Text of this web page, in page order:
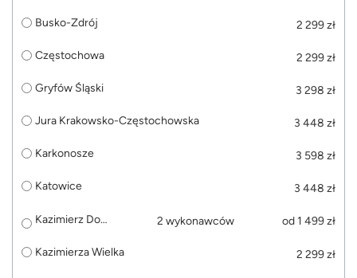
Busko-Zdrój 2 299 zł
Częstochowa 2 299 zł
Gryfów Śląski 3 298 zł
Jura Krakowsko-Częstochowska 3 448 zł
Karkonosze 3 598 zł
Katowice 3 448 zł
Kazimierz Dolny 2 wykonawców od 1 499 zł
Kazimierza Wielka 2 299 zł